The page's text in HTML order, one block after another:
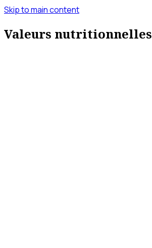
Skip to main content
Valeurs nutritionnelles